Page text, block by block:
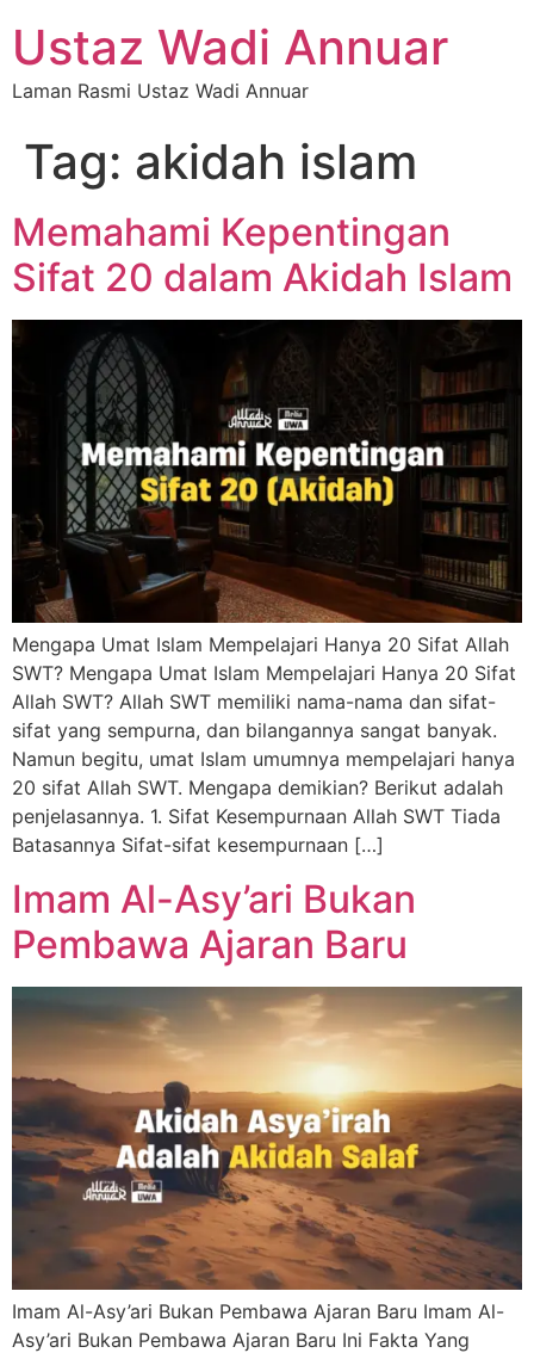
Ustaz Wadi Annuar
Laman Rasmi Ustaz Wadi Annuar
Tag: akidah islam
Memahami Kepentingan
Sifat 20 dalam Akidah Islam
Mengapa Umat Islam Mempelajari Hanya 20 Sifat Allah
SWT? Mengapa Umat Islam Mempelajari Hanya 20 Sifat
Allah SWT? Allah SWT memiliki nama-nama dan sifat-
sifat yang sempurna, dan bilangannya sangat banyak.
Namun begitu, umat Islam umumnya mempelajari hanya
20 sifat Allah SWT. Mengapa demikian? Berikut adalah
penjelasannya. 1. Sifat Kesempurnaan Allah SWT Tiada
Batasannya ⁠Sifat-sifat kesempurnaan […]
Imam Al-Asy’ari Bukan
Pembawa Ajaran Baru
Imam Al-Asy’ari Bukan Pembawa Ajaran Baru Imam Al-
Asy’ari Bukan Pembawa Ajaran Baru Ini Fakta Yang